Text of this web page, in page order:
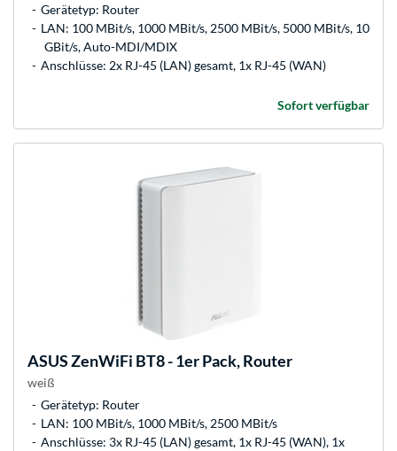
Gerätetyp: Router
LAN: 100 MBit/s, 1000 MBit/s, 2500 MBit/s, 5000 MBit/s, 10
GBit/s, Auto-MDI/MDIX
Anschlüsse: 2x RJ-45 (LAN) gesamt, 1x RJ-45 (WAN)
Sofort verfügbar
ASUSZenWiFi BT8 - 1er Pack, Router
weiß
Gerätetyp: Router
LAN: 100 MBit/s, 1000 MBit/s, 2500 MBit/s
Anschlüsse: 3x RJ-45 (LAN) gesamt, 1x RJ-45 (WAN), 1x